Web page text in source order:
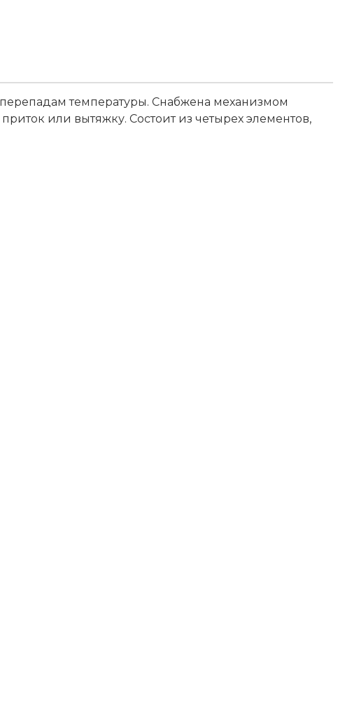
температуры. Снабжена механизмом
или вытяжку. Состоит из четырех элементов,